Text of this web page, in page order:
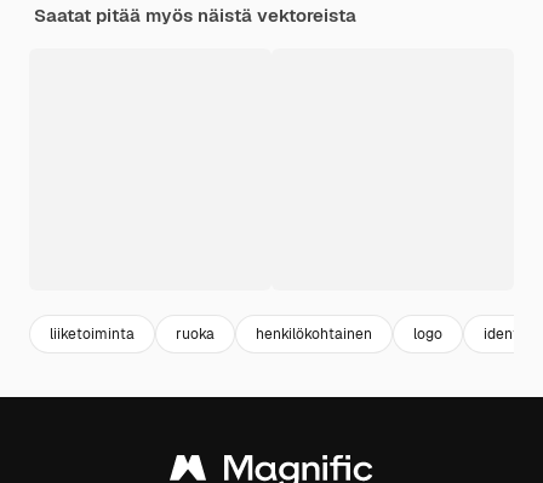
Saatat pitää myös näistä vektoreista
liiketoiminta ruoka henkilökohtainen logo